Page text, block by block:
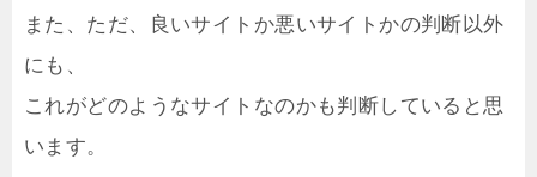
また、ただ、良いサイトか悪いサイトかの判断以外
にも、
これがどのようなサイトなのかも判断していると思
います。